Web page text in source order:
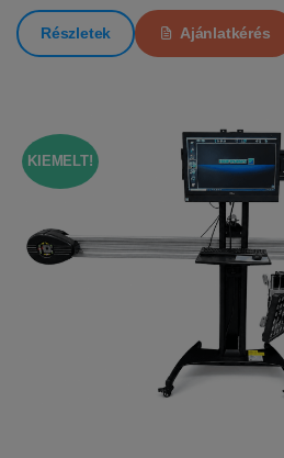
Részletek Ajánlatkérés
KIEMELT!